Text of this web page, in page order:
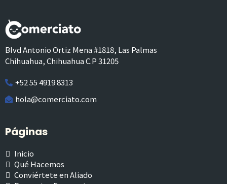
Blvd Antonio Ortiz Mena #1818, Las Palmas
Chihuahua, Chihuahua C.P 31205
+52 55 4919 8313
hola@comerciato.com
Páginas
Inicio
Qué Hacemos
Conviértete en Aliado